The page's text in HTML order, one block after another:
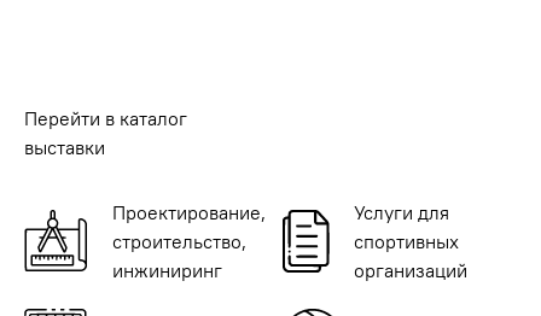
Перейти в каталог
выставки
Проектирование,
строительство,
инжиниринг
Услуги для
спортивных
организаций